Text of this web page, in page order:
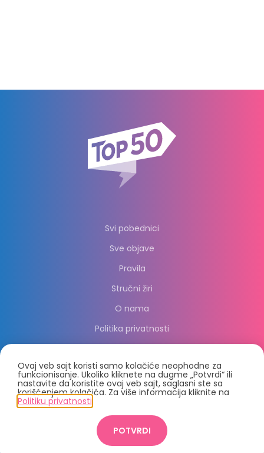
Svi pobednici
Sve objave
Pravila
Stručni žiri
O nama
Politika privatnosti
© 2021, PC Press Group d.o.o.
Crafted by 2021
Ovaj veb sajt koristi samo kolačiće neophodne za
funkcionisanje. Ukoliko kliknete na dugme „Potvrdi“ ili
nastavite da koristite ovaj veb sajt, saglasni ste sa
korišćenjem kolačića. Za više informacija kliknite na
Politiku privatnosti
POTVRDI